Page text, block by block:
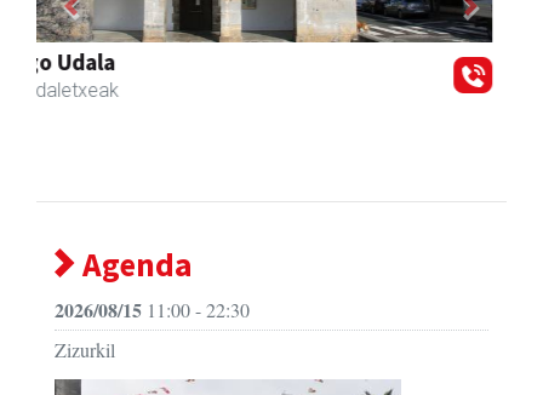
Zubimusu Ikastola
Zizurkil - Hezkuntza
Previous Next
Agenda
2026/08/15 11:00 - 22:30
Zizurkil